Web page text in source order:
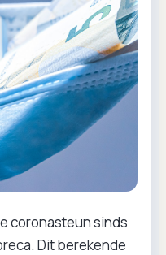
coronasteun sinds
Dit berekende